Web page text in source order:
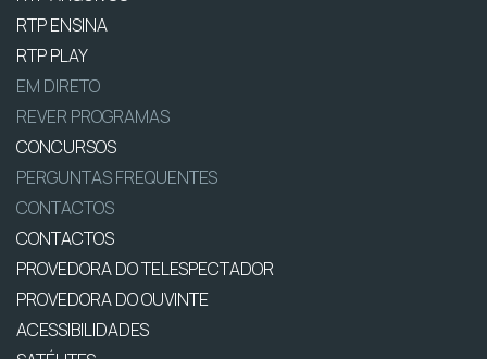
RTP ENSINA
RTP PLAY
EM DIRETO
REVER PROGRAMAS
CONCURSOS
PERGUNTAS FREQUENTES
CONTACTOS
CONTACTOS
PROVEDORA DO TELESPECTADOR
PROVEDORA DO OUVINTE
ACESSIBILIDADES